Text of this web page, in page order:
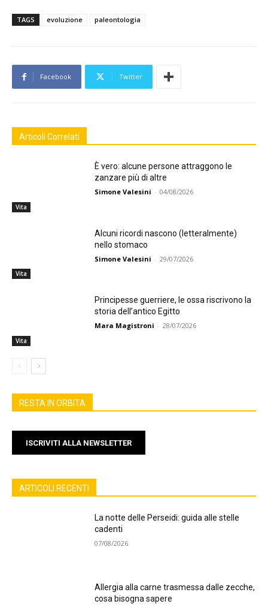
TAGS evoluzione paleontologia
Facebook Twitter
Articoli Correlati
Vita
È vero: alcune persone attraggono le
zanzare più di altre
Simone Valesini - 04/08/2026
Vita
Alcuni ricordi nascono (letteralmente)
nello stomaco
Simone Valesini - 29/07/2026
Vita
Principesse guerriere, le ossa riscrivono la
storia dell’antico Egitto
Mara Magistroni - 28/07/2026
RESTA IN ORBITA
ISCRIVITI ALLA NEWSLETTER
ARTICOLI RECENTI
La notte delle Perseidi: guida alle stelle
cadenti
07/08/2026
Allergia alla carne trasmessa dalle zecche,
cosa bisogna sapere